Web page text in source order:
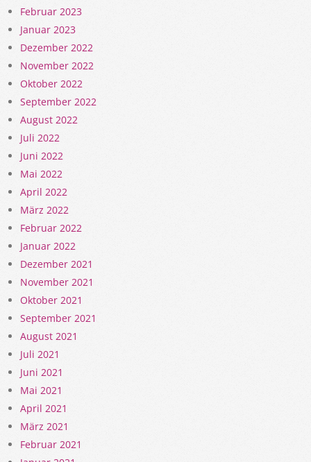
Februar 2023
Januar 2023
Dezember 2022
November 2022
Oktober 2022
September 2022
August 2022
Juli 2022
Juni 2022
Mai 2022
April 2022
März 2022
Februar 2022
Januar 2022
Dezember 2021
November 2021
Oktober 2021
September 2021
August 2021
Juli 2021
Juni 2021
Mai 2021
April 2021
März 2021
Februar 2021